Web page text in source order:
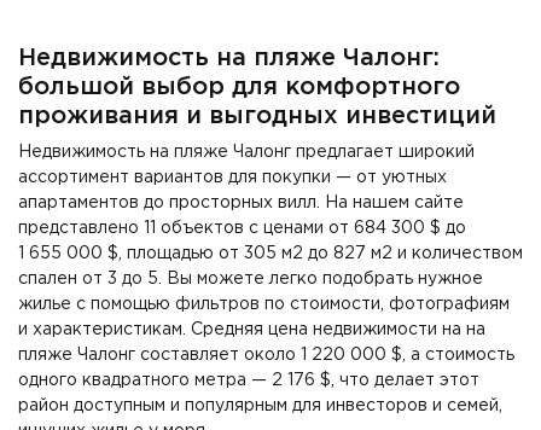
Недвижимость на пляже Чалонг:
большой выбор для комфортного
проживания и выгодных инвестиций
Недвижимость на пляже Чалонг предлагает широкий
ассортимент вариантов для покупки — от уютных
апартаментов до просторных вилл. На нашем сайте
представлено 11 объектов с ценами от 684 300 $ до
1 655 000 $, площадью от 305 м2 до 827 м2 и количеством
спален от 3 до 5. Вы можете легко подобрать нужное
жилье с помощью фильтров по стоимости, фотографиям
и характеристикам. Средняя цена недвижимости на на
пляже Чалонг составляет около 1 220 000 $, а стоимость
одного квадратного метра — 2 176 $, что делает этот
район доступным и популярным для инвесторов и семей,